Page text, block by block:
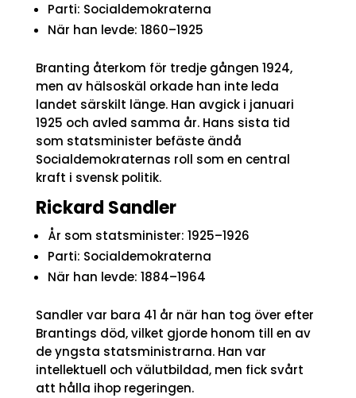
Parti: Socialdemokraterna
När han levde: 1860–1925
Branting återkom för tredje gången 1924,
men av hälsoskäl orkade han inte leda
landet särskilt länge. Han avgick i januari
1925 och avled samma år. Hans sista tid
som statsminister befäste ändå
Socialdemokraternas roll som en central
kraft i svensk politik.
Rickard Sandler
År som statsminister: 1925–1926
Parti: Socialdemokraterna
När han levde: 1884–1964
Sandler var bara 41 år när han tog över efter
Brantings död, vilket gjorde honom till en av
de yngsta statsministrarna. Han var
intellektuell och välutbildad, men fick svårt
att hålla ihop regeringen.